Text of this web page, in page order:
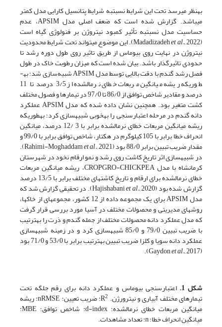
به­نظر می­رسد تحت این شرایط نسبت­به شرایط پتانسیل کارایی مدل کمتر
می­باشد. گزارش شده است که ضعف اصلی مدل APSIM، عدم
حساسیت مدل نسبت­به تأثیر کمبود نیتروژن بر فنولوژی گیاه است
(Madadizadeh
et al., 2022). این موضوع می­تواند تحت شرایط محدودیت
نیتروژن در نهایت روی بیوماس از طریق تاثیر روی طول دوره رشد تا
حدودی تاثیرگذار باشد. بیان شده است که میزان رطوبت خاک در طول
فصل رشد گندم با دقت بالایی توسط مدل APSIM شبیه‌سازی شد؛ به­
طوری­که ریشه میانگین مربعات خطای نرمال­شده از 3/5 درصد تا 11
درصد و مقادیر شاخص توافق از 86/0 تا 97/0 در تیمارها و فصول مختلف
کشت متغیر بود. همچنین نشان داده شده که مدل APSIM عملکرد
دانه گندم در مرحله اعتبارسنجی را به­خوبی شبیه­سازی کرد؛ به­طوری­که
ریشه میانگین مربعات خطای نرمال­شده برابر با 3 /12 درصد، میانگین
انحراف خطا برابر با 105 کیلوگرم در هکتار، شاخص توافق برابر با 99/0 و
مقدار ضریب تبیین برابر 88/0 بود (Rahimi-Moghaddam et al.,
2021).
در شبیه­سازی اثر تاریخ کاشت روی رشد و نمو ارقام نخود در شهرستان
کرمانشاه با مدل CROPGRO-CHICKPEA، ریشه میانگین مربعات
خطای نرمال­شده برای ارقام و تاریخ کاشت­های مختلف برابر با 13/5 درصد
گزارش شده بود (Hajishabani et al., 2020). در تحقیقی گزارش شد که
مدل APSIM برای یک مجموعه داده از 12 کشور، مجموعه­ای از خاک­ها،
روش­های مدیریتی و محصولات مختلف در آسیا مورد بررسی قرار گرفت
که مدل عملکرد دانه محصولات مختلف از جمله گندم و ذرت را به­ترتیب
با ضریب تبیین 79/0 و 85/0 شبیه­سازی کرد و در زمینه شبیه­سازی
عملکرد دانه سویا و کلزا ضریب تبیین به­ترتیب برابر با 53/0 و 71/0 بود
(Gaydon
et al.,2017).
شکل 1 . اعتبارسنجی بیوماس و عملکرد دانه برای رقم جلگه تحت
تیمارهای مختلف آبیاری و نیترورژن. R 2 : ضریب تعیین؛ nRMSE: ریشه
میانگین مربعات خطای نرمال­شده؛ d-index: شاخص توافق؛ MBE:
میانگین انحراف خطا؛ n: تعداد مشاهدات.